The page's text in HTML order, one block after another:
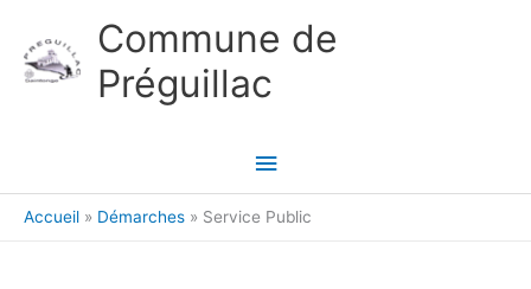
Commune de
Préguillac
Menu
principal
Accueil Démarches Service Public